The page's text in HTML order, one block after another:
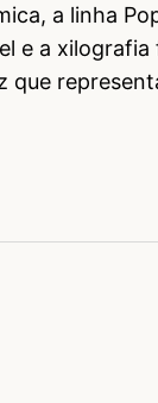
a linha
e a
que